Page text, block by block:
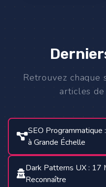
Retrouvez chaque
articles
SEO Programmatique
à Grande Échelle
Dark Patterns UX : 17
Reconnaître